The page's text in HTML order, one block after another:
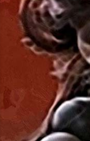
is